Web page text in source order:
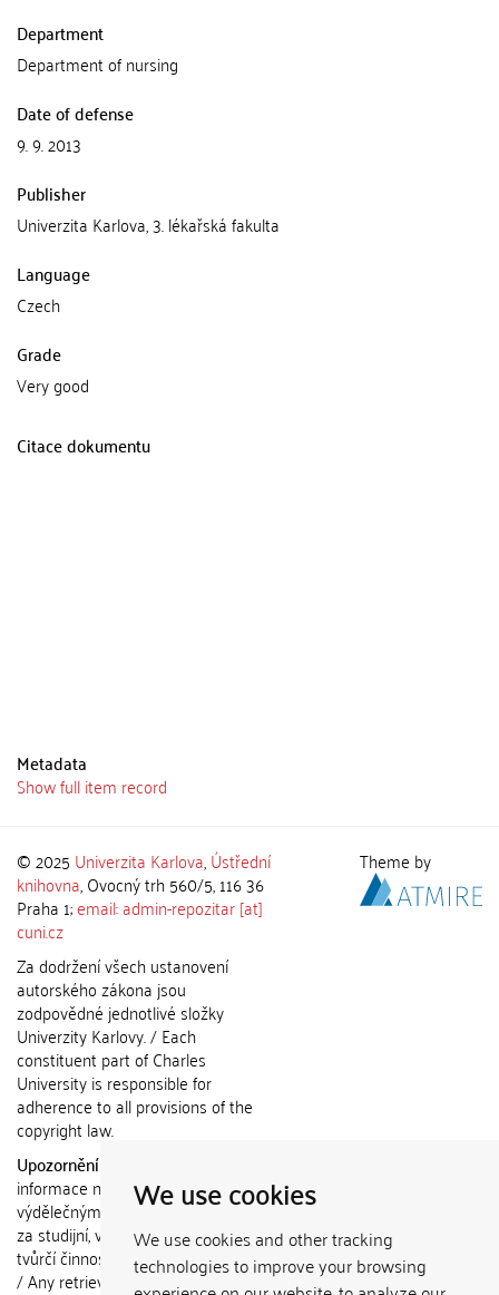
We use cookies
We use cookies and other tracking
technologies to improve your browsing
Department
Department of nursing
Date of defense
9. 9. 2013
Publisher
Univerzita Karlova, 3. lékařská fakulta
Language
Czech
Grade
Very good
Citace dokumentu
Metadata
Show full item record
© 2025 Univerzita Karlova,Ústřední
knihovna, Ovocný trh 560/5, 116 36
Praha 1;email: admin-repozitar [at]
cuni.cz
Za dodržení všech ustanovení
autorského zákona jsou
zodpovědné jednotlivé složky
Univerzity Karlovy. / Each
constituent part of Charles
University is responsible for
adherence to all provisions of the
copyright law.
Upozornění / Notice:
informace nemohou být použity k
výdělečným účelům nebo vydávány
za studijní, vědeckou nebo jinou
tvůrčí činnost jiné osoby než autora.
/ Any retrieved information shall not
Theme by